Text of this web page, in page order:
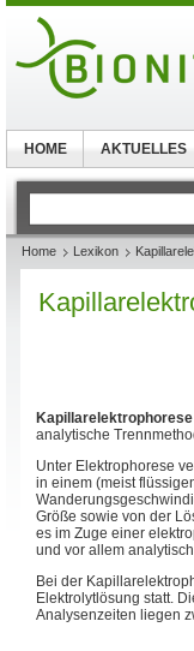
Home Lexikon
Kapillarelektrophorese
analytische
Unter Elektrophorese
in einem (meist
Größe sowie von der
es im Zuge einer
und vor allem
Bei der
Elektrolytlösung statt.
Analysenzeiten liegen
HOME AKTUELLES